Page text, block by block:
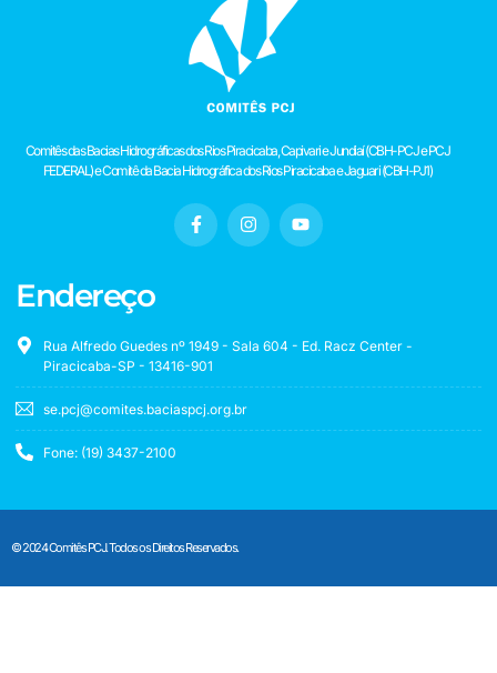
Comitês das Bacias Hidrográficas dos Rios Piracicaba, Capivari e Jundiaí (CBH-PCJ e PCJ
FEDERAL) e Comitê da Bacia Hidrográfica dos Rios Piracicaba e Jaguari (CBH-PJ1)
Endereço
Rua Alfredo Guedes nº 1949 - Sala 604 - Ed. Racz Center -
Piracicaba-SP - 13416-901
se.pcj@comites.baciaspcj.org.br
Fone: (19) 3437-2100
© 2024 Comitês PCJ. Todos os Direitos Reservados.